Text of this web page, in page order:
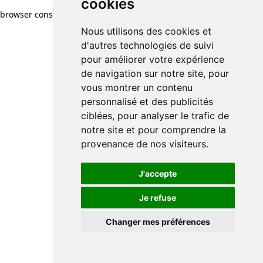
cookies
Nous utilisons des cookies et
d'autres technologies de suivi
pour améliorer votre expérience
de navigation sur notre site, pour
vous montrer un contenu
personnalisé et des publicités
ciblées, pour analyser le trafic de
notre site et pour comprendre la
provenance de nos visiteurs.
J'accepte
Je refuse
Changer mes préférences
browser console for more information)